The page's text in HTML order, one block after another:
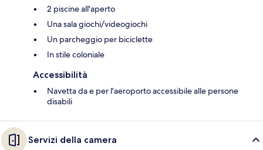
2 piscine all'aperto
Una sala giochi/videogiochi
Un parcheggio per biciclette
In stile coloniale
Accessibilità
Navetta da e per l'aeroporto accessibile alle persone
disabili
Servizi della camera